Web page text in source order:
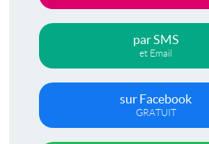
par SMS
et Email
sur Facebook
GRATUIT